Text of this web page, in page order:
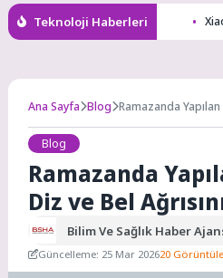
Teknoloji Haberleri
Ana Sayfa Blog Ramazanda Yapılan
Blog
Ramazanda
Diz ve Bel
Bilim Ve Sağlık Haber
Güncelleme: 25 Mar 202620